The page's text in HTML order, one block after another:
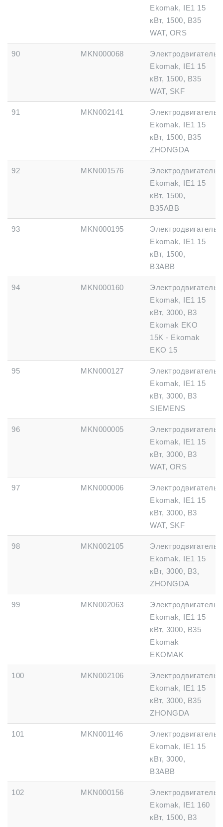
Ekomak, IE1 15
кВт, 1500, B35
WAT, ORS
90 MKN000068
Электродвигатель
Ekomak, IE1 15
кВт, 1500, B35
WAT, SKF
91 MKN002141
Электродвигатель
Ekomak, IE1 15
кВт, 1500, B35
ZHONGDA
92 MKN001576
Электродвигатель
Ekomak, IE1 15
кВт, 1500,
B35ABB
93 MKN000195
Электродвигатель
Ekomak, IE1 15
кВт, 1500,
B3ABB
94 MKN000160
Электродвигатель
Ekomak, IE1 15
кВт, 3000, B3
Ekomak EKO
15K - Ekomak
EKO 15
95 MKN000127
Электродвигатель
Ekomak, IE1 15
кВт, 3000, B3
SIEMENS
96 MKN000005
Электродвигатель
Ekomak, IE1 15
кВт, 3000, B3
WAT, ORS
97 MKN000006
Электродвигатель
Ekomak, IE1 15
кВт, 3000, B3
WAT, SKF
98 MKN002105
Электродвигатель
Ekomak, IE1 15
кВт, 3000, B3,
ZHONGDA
99 MKN002063
Электродвигатель
Ekomak, IE1 15
кВт, 3000, B35
Ekomak
EKOMAK
100 MKN002106
Электродвигатель
Ekomak, IE1 15
кВт, 3000, B35
ZHONGDA
101 MKN001146
Электродвигатель
Ekomak, IE1 15
кВт, 3000,
B3ABB
102 MKN000156
Электродвигатель
Ekomak, IE1 160
кВт, 1500, B3